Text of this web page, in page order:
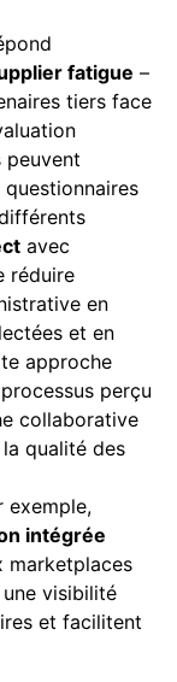
fatigue –
tiers face
peuvent
questionnaires
avec
réduire
en
et en
approche
perçu
collaborative
qualité des
exemple,
intégrée
marketplaces
visibilité
et facilitent